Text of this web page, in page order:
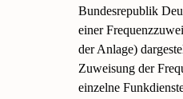
Bundesrepublik
einer
der Anlage)
Zuweisung der
einzelne